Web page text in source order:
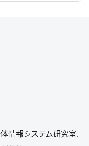
報システム研究室.